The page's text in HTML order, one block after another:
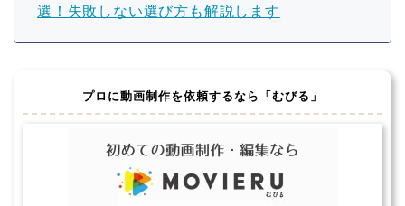
選！失敗しない選び方も解説します
プロに動画制作を依頼するなら「むびる」